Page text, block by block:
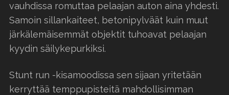
vauhdissa romuttaa pelaajan auton aina yhdesti.
Samoin sillankaiteet, betonipylväät kuin muut
järkälemäisemmät objektit tuhoavat pelaajan
kyydin säilykepurkiksi.
Stunt run -kisamoodissa sen sijaan yritetään
kerryttää temppupisteitä mahdollisimman